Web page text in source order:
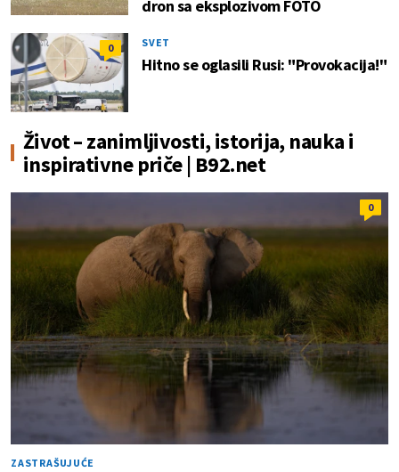
dron sa eksplozivom FOTO
0 SVET
Hitno se oglasili Rusi: "Provokacija!"
Život – zanimljivosti, istorija, nauka i
inspirativne priče | B92.net
0
ZASTRAŠUJUĆE